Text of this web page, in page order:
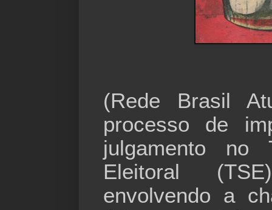
(Rede Brasil
processo de
julgamento no
Eleitoral
envolvendo a